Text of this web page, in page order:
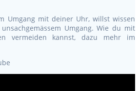
Umgang mit deiner Uhr, willst wissen
Umgang. Wie du mit
vermeiden kannst, dazu mehr im